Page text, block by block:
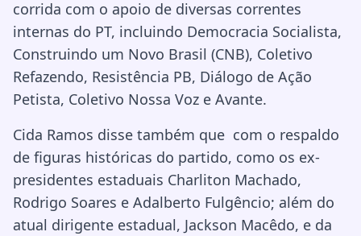
corrida com o apoio de diversas correntes
internas do PT, incluindo Democracia Socialista,
Construindo um Novo Brasil (CNB), Coletivo
Refazendo, Resistência PB, Diálogo de Ação
Petista, Coletivo Nossa Voz e Avante.
Cida Ramos disse também que com o respaldo
de figuras históricas do partido, como os ex-
presidentes estaduais Charliton Machado,
Rodrigo Soares e Adalberto Fulgêncio; além do
atual dirigente estadual, Jackson Macêdo, e da